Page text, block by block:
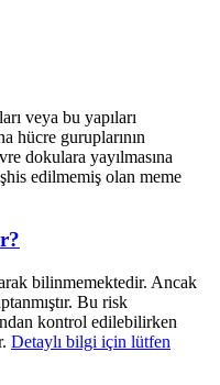
veya bu yapıları
hücre guruplarının
dokulara yayılmasına
edilmemiş olan meme
bilinmemektedir. Ancak
Bu risk
kontrol edilebilirken
Detaylı bilgi için lütfen